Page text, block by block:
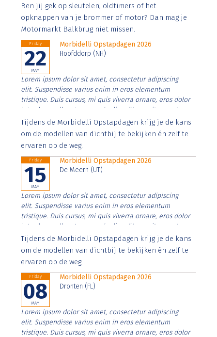
Aenean faucibus nibh et justo cursus id rutrum lorem
imperdiet. Nunc ut sem vitae risus tristique posuere.
Ben jij gek op sleutelen, oldtimers of het
opknappen van je brommer of motor? Dan mag je
Motormarkt Balkbrug niet missen.
Friday
22
MAY
Morbidelli Opstapdagen 2026
Hoofddorp (NH)
Lorem ipsum dolor sit amet, consectetur adipiscing
elit. Suspendisse varius enim in eros elementum
tristique. Duis cursus, mi quis viverra ornare, eros dolor
interdum nulla, ut commodo diam libero vitae erat.
Aenean faucibus nibh et justo cursus id rutrum lorem
imperdiet. Nunc ut sem vitae risus tristique posuere.
Tijdens de Morbidelli Opstapdagen krijg je de kans
om de modellen van dichtbij te bekijken én zelf te
ervaren op de weg.
Friday
15
MAY
Morbidelli Opstapdagen 2026
De Meern (UT)
Lorem ipsum dolor sit amet, consectetur adipiscing
elit. Suspendisse varius enim in eros elementum
tristique. Duis cursus, mi quis viverra ornare, eros dolor
interdum nulla, ut commodo diam libero vitae erat.
Aenean faucibus nibh et justo cursus id rutrum lorem
imperdiet. Nunc ut sem vitae risus tristique posuere.
Tijdens de Morbidelli Opstapdagen krijg je de kans
om de modellen van dichtbij te bekijken én zelf te
ervaren op de weg.
Friday
08
MAY
Morbidelli Opstapdagen 2026
Dronten (FL)
Lorem ipsum dolor sit amet, consectetur adipiscing
elit. Suspendisse varius enim in eros elementum
tristique. Duis cursus, mi quis viverra ornare, eros dolor